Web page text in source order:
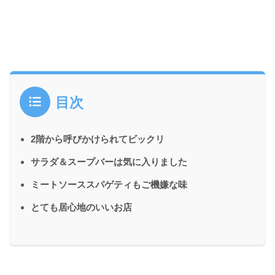
目次
2階から呼びかけられてビックリ
サラダ＆スープバーは気に入りました
ミートソーススパゲティもご機嫌な味
とても居心地のいいお店